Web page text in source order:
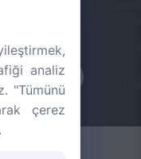
analiz
"Tümünü
çerez